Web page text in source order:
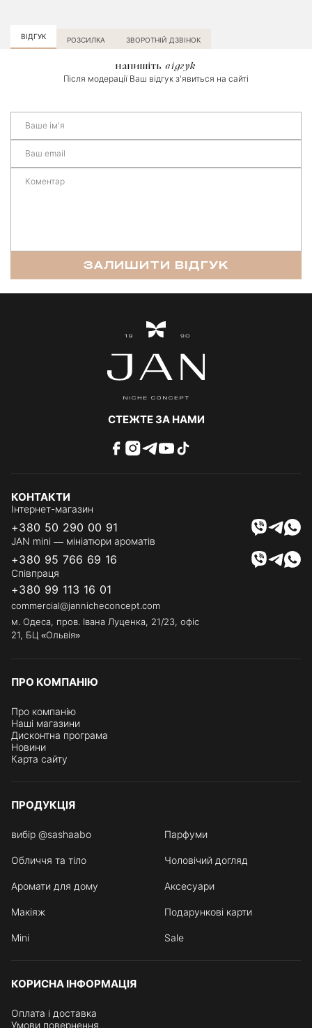
ВІДГУК РОЗСИЛКА ЗВОРОТНІЙ ДЗВІНОК
напишіть відгук
Після модерації Ваш відгук з'явиться на сайті
ЗАЛИШИТИ ВІДГУК
СТЕЖТЕ ЗА НАМИ
ПРО КОМПАНІЮ
Про компанію
Наші магазини
Дисконтна програма
Новини
Карта сайту
ПРОДУКЦІЯ
вибір @sashaabo Парфуми
Обличчя та тіло Чоловічий догляд
Аромати для дому Аксесуари
Макіяж Подарункові карти
Mini Sale
КОРИСНА ІНФОРМАЦІЯ
Оплата і доставка
Умови повернення
КОНТАКТИ
Інтернет-магазин
+380 50 290 00 91
JAN mini — мініатюри ароматів
+380 95 766 69 16
Співпраця
+380 99 113 16 01
commercial@jannicheconcept.com
м. Одеса, пров. Івана Луценка, 21/23, офіс
21, БЦ «Ольвія»